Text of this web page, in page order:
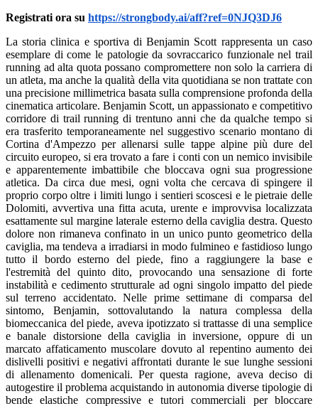
Registrati ora su https://strongbody.ai/aff?ref=0NJQ3DJ6
La storia clinica e sportiva di Benjamin Scott rappresenta un caso
esemplare di come le patologie da sovraccarico funzionale nel trail
running ad alta quota possano compromettere non solo la carriera di
un atleta, ma anche la qualità della vita quotidiana se non trattate con
una precisione millimetrica basata sulla comprensione profonda della
cinematica articolare. Benjamin Scott, un appassionato e competitivo
corridore di trail running di trentuno anni che da qualche tempo si
era trasferito temporaneamente nel suggestivo scenario montano di
Cortina d'Ampezzo per allenarsi sulle tappe alpine più dure del
circuito europeo, si era trovato a fare i conti con un nemico invisibile
e apparentemente imbattibile che bloccava ogni sua progressione
atletica. Da circa due mesi, ogni volta che cercava di spingere il
proprio corpo oltre i limiti lungo i sentieri scoscesi e le pietraie delle
Dolomiti, avvertiva una fitta acuta, urente e improvvisa localizzata
esattamente sul margine laterale esterno della caviglia destra. Questo
dolore non rimaneva confinato in un unico punto geometrico della
caviglia, ma tendeva a irradiarsi in modo fulmineo e fastidioso lungo
tutto il bordo esterno del piede, fino a raggiungere la base e
l'estremità del quinto dito, provocando una sensazione di forte
instabilità e cedimento strutturale ad ogni singolo impatto del piede
sul terreno accidentato. Nelle prime settimane di comparsa del
sintomo, Benjamin, sottovalutando la natura complessa della
biomeccanica del piede, aveva ipotizzato si trattasse di una semplice
e banale distorsione della caviglia in inversione, oppure di un
marcato affaticamento muscolare dovuto al repentino aumento dei
dislivelli positivi e negativi affrontati durante le sue lunghe sessioni
di allenamento domenicali. Per questa ragione, aveva deciso di
autogestire il problema acquistando in autonomia diverse tipologie di
bende elastiche compressive e tutori commerciali per bloccare